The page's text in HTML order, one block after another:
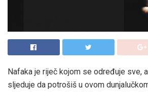
Nafaka je riječ kojom se određuje sve,
sljeduje da potrošiš u ovom